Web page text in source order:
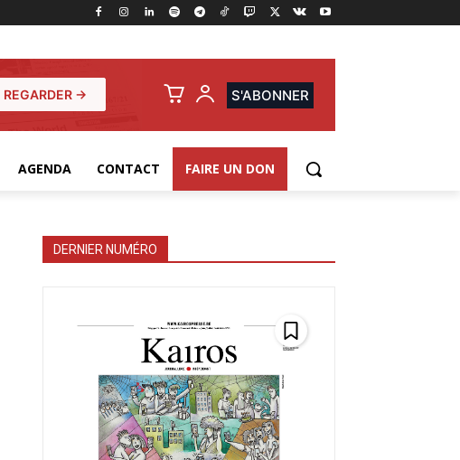
REGARDER → S'ABONNER
AGENDA CONTACT FAIRE UN DON
DERNIER NUMÉRO